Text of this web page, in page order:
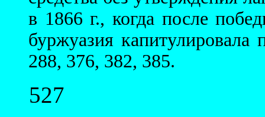
в 1866 г., когда после
буржуазия
288, 376, 382, 385.
527